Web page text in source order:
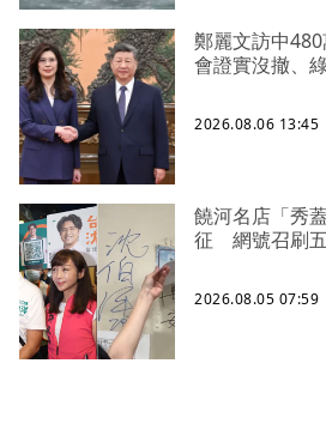
鄭麗文訪中
會證實沒撤、
2026.08.06 13:45
饒河名店「秀
征 網號召刷
2026.08.05 07:59